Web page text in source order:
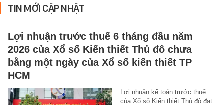
TIN MỚI CẬP NHẬT
Lợi nhuận trước thuế 6 tháng đầu năm
2026 của Xổ số Kiến thiết Thủ đô chưa
bằng một ngày của Xổ số kiến thiết TP
HCM
Lợi nhuận kế toán trước thuế
của Xổ số Kiến thiết Thủ đô đạt